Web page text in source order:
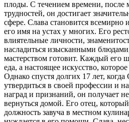
плоды. С течением времени, после
трудностей, он достигает
сфере. Слава становится
его имя на устах у многих. Его
влиятельные личности,
насладиться изысканными
мастерством готовит. Каждый его
еда, а настоящее искусство,
Однако спустя долгих 17 лет,
утвердиться в своей профессии и
наград и признаний, он получает
вернуться домой. Его отец,
должность завуча в местном